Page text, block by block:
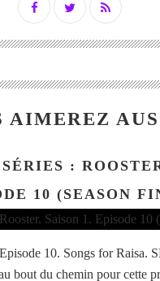
AIMEREZ
:
10 (SEASON
10. Songs for Raisa.
bout du chemin pour cette